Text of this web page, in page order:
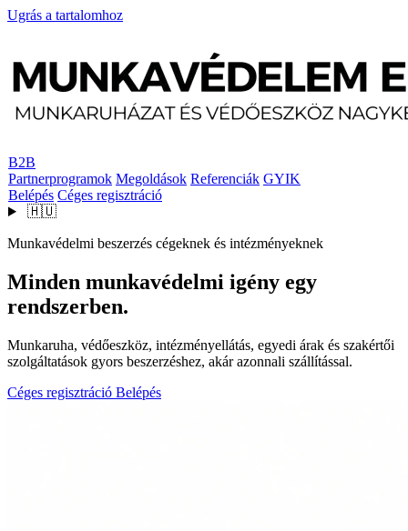
Ugrás a tartalomhoz
B2B
Partnerprogramok Megoldások Referenciák GYIK
Belépés Céges regisztráció
🇭🇺
Munkavédelmi beszerzés cégeknek és intézményeknek
Minden munkavédelmi igény egy
rendszerben.
Munkaruha, védőeszköz, intézményellátás, egyedi árak és szakértői
szolgáltatások gyors beszerzéshez, akár azonnali szállítással.
Céges regisztráció Belépés